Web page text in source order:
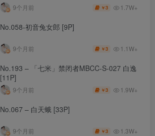
9个月前 ￥3 1.7W+
No.058-初音兔女郎 [9P]
9个月前 ￥3 1.1W+
No.193 – 「七米」禁闭者MBCC-S-027 白逸
[11P]
9个月前 ￥3 1.9W+
No.067 – 白天蛾 [33P]
9个月前 ￥3 1.3W+